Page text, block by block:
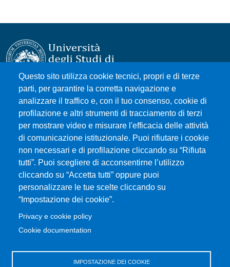
Questo sito utilizza cookie tecnici, propri e di terze
parti, per garantire la corretta navigazione e
analizzare il traffico e, con il tuo consenso, cookie di
profilazione e altri strumenti di tracciamento di terzi
per mostrare video e misurare l'efficacia delle attività
di comunicazione istituzionale. Puoi rifiutare i cookie
non necessari e di profilazione cliccando su “Rifiuta
tutti”. Puoi scegliere di acconsentirne l’utilizzo
cliccando su “Accetta tutti” oppure puoi
personalizzare le tue scelte cliccando su
“Impostazione dei cookie”.
Privacy e cookie policy
Cookie documentation
IMPOSTAZIONE DEI COOKIE
Università degli Studi di Messina
Piazza Pugliatti, 1 - 98122 Messina
Cod. Fiscale 80004070837
P.IVA 00724160833
Centralino: 090 676 1
MENÙ SOCIAL
MENÙ FOOTER 1
Accessibilità
Mappa del sito
Privacy e cookie policy